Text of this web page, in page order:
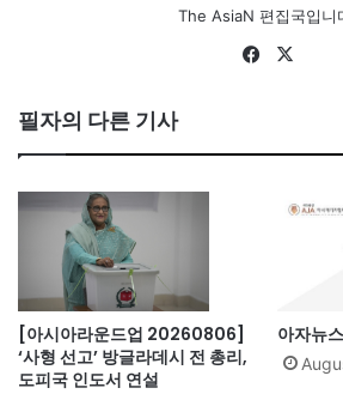
The AsiaN 편집국입니
Fa
필자의 다른 기사
[아시아라운드업 20260806]
‘사형 선고’ 방글라데시 전 총리,
도피국 인도서 연설
아자뉴